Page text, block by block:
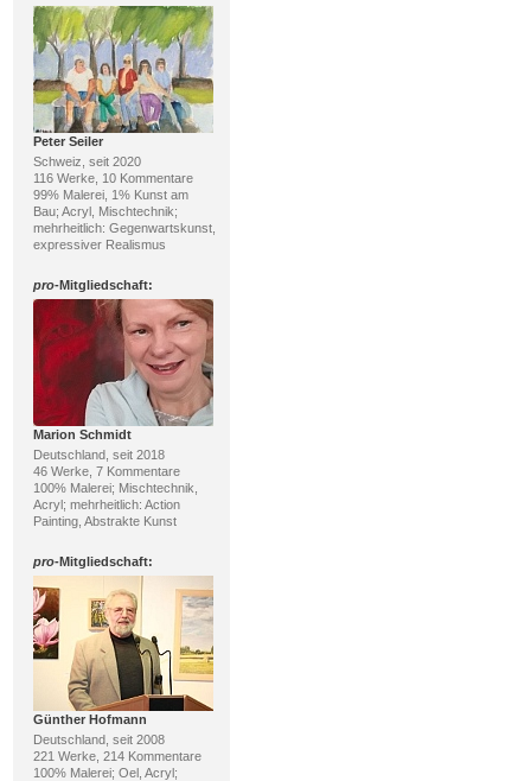
Peter Seiler
Schweiz, seit 2020
116 Werke, 10 Kommentare
99% Malerei, 1% Kunst am
Bau; Acryl, Mischtechnik;
mehrheitlich: Gegenwartskunst,
expressiver Realismus
pro-Mitgliedschaft:
Marion Schmidt
Deutschland, seit 2018
46 Werke, 7 Kommentare
100% Malerei; Mischtechnik,
Acryl; mehrheitlich: Action
Painting, Abstrakte Kunst
pro-Mitgliedschaft:
Günther Hofmann
Deutschland, seit 2008
221 Werke, 214 Kommentare
100% Malerei; Oel, Acryl;